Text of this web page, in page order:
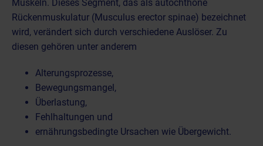
Muskeln. Dieses Segment, das als autochthone
Rückenmuskulatur (Musculus erector spinae) bezeichnet
wird, verändert sich durch verschiedene Auslöser. Zu
diesen gehören unter anderem
Alterungsprozesse,
Bewegungsmangel,
Überlastung,
Fehlhaltungen und
ernährungsbedingte Ursachen wie Übergewicht.